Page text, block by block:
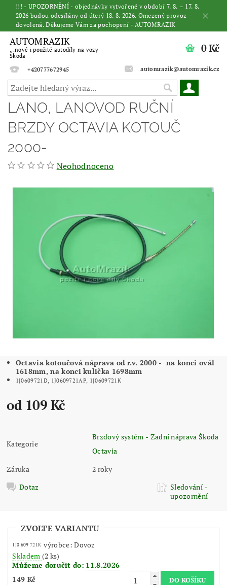
!!! - UPOZORNĚNÍ - objednávky vytvořené v období 7. 8. – 17. 8.
2026 budou odesílány od úterý 18. 8. 2026. Omezený provoz -
dovolená. Děkujeme Vám za pochopení - AUTOMRAZIK
AUTOMRAZIK
...nové i použité autodíly na vozy
Škoda
+420777672945
automrazik@automrazik.cz
0 Kč
LANO, LANOVOD RUČNÍ
BRZDY OCTAVIA KOTOUČ
2000-
Neohodnoceno
Octavia kotoučová náprava od r.v. 2000 - na konci ovál
1618mm, na konci kulička 1698mm
1J0609721D, 1J0609721AP, 1J0609721K
od 109 Kč
Kategorie
Brzdový systém - Zadní náprava Škoda
Octavia
Záruka
2 roky
Dotaz
Sledování -
upozornění
ZVOLTE VARIANTU
1J0 609 721K výrobce: Dovoz
Skladem (2 ks)
Můžeme doručit do: 11.8.2026
149 Kč